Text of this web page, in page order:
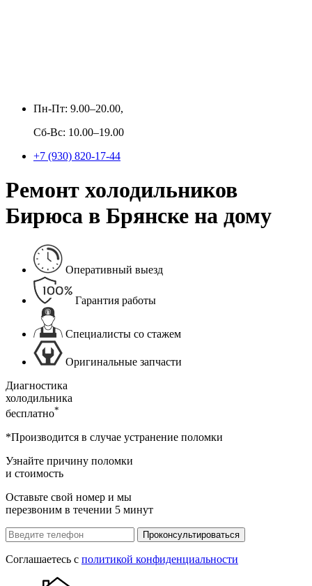
Пн-Пт: 9.00–20.00,
Сб-Вс: 10.00–19.00
+7 (930) 820-17-44
Ремонт холодильников
Бирюса в Брянске на дому
Оперативный выезд
Гарантия работы
Специалисты со стажем
Оригинальные запчасти
Диагностика
холодильника
бесплатно*
*Производится в случае устранение поломки
Узнайте причину поломки
и стоимость
Оставьте свой номер и мы
перезвоним в течении 5 минут
Проконсультироваться
Соглашаетесь с политикой конфиденциальности